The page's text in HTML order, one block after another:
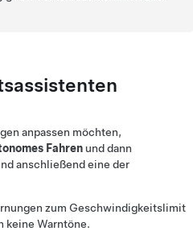
anpassen möchten,
Fahren und dann
anschließend eine der
zum Geschwindigkeitslimit
keine Warntöne.